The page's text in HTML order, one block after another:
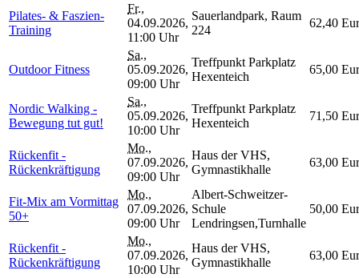
Pilates- & Faszien-
Training
Fr.,
04.09.2026,
11:00 Uhr
Sauerlandpark, Raum
224
62,40
Outdoor Fitness
Sa.,
05.09.2026,
09:00 Uhr
Treffpunkt Parkplatz
Hexenteich
65,00
Nordic Walking -
Bewegung tut gut!
Sa.,
05.09.2026,
10:00 Uhr
Treffpunkt Parkplatz
Hexenteich
71,50
Rückenfit -
Rückenkräftigung
Mo.,
07.09.2026,
09:00 Uhr
Haus der VHS,
Gymnastikhalle
63,00
Fit-Mix am Vormittag
50+
Mo.,
07.09.2026,
09:00 Uhr
Albert-Schweitzer-
Schule
Lendringsen,Turnhalle
50,00
Rückenfit -
Rückenkräftigung
Mo.,
07.09.2026,
10:00 Uhr
Haus der VHS,
Gymnastikhalle
63,00